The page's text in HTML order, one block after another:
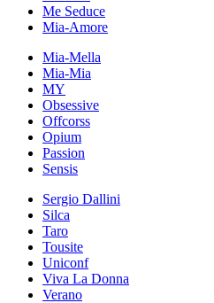
Me Seduce
Mia-Amore
Mia-Mella
Mia-Mia
MY
Obsessive
Offcorss
Opium
Passion
Sensis
Sergio Dallini
Silca
Taro
Tousite
Uniconf
Viva La Donna
Verano